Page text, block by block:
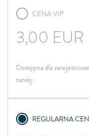
CENA VIP
3,00 EUR
Dostępna dla
taniej.
REGULARNA